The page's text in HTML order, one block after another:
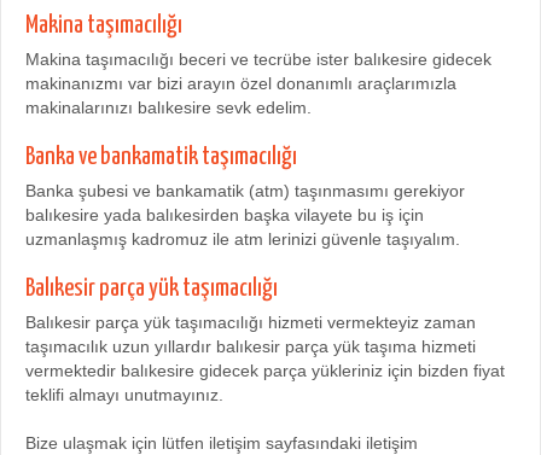
Makina taşımacılığı
Makina taşımacılığı beceri ve tecrübe ister balıkesire gidecek
makinanızmı var bizi arayın özel donanımlı araçlarımızla
makinalarınızı balıkesire sevk edelim.
Banka ve bankamatik taşımacılığı
Banka şubesi ve bankamatik (atm) taşınmasımı gerekiyor
balıkesire yada balıkesirden başka vilayete bu iş için
uzmanlaşmış kadromuz ile atm lerinizi güvenle taşıyalım.
Balıkesir parça yük taşımacılığı
Balıkesir parça yük taşımacılığı hizmeti vermekteyiz zaman
taşımacılık uzun yıllardır balıkesir parça yük taşıma hizmeti
vermektedir balıkesire gidecek parça yükleriniz için bizden fiyat
teklifi almayı unutmayınız.
Bize ulaşmak için lütfen iletişim sayfasındaki iletişim